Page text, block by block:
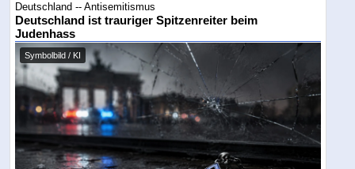
Deutschland -- Antisemitismus
Deutschland ist trauriger Spitzenreiter beim
Judenhass
Symbolbild / KI